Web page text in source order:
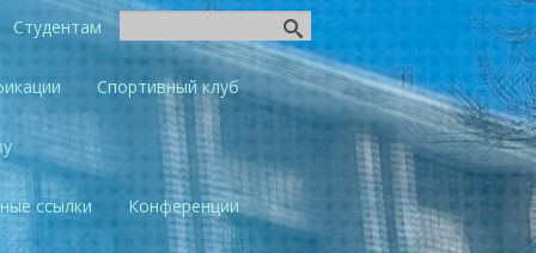
Студентам
Спортивный клуб
ссылки Конференции